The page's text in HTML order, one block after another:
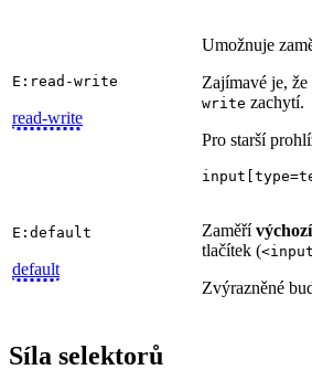
E:read-write
read-write
Umožnuje
Zajímavé je,
write zachytí.
Pro starší
E:default
default
Zaměří
tlačítek (
Zvýrazněné
Síla selektorů